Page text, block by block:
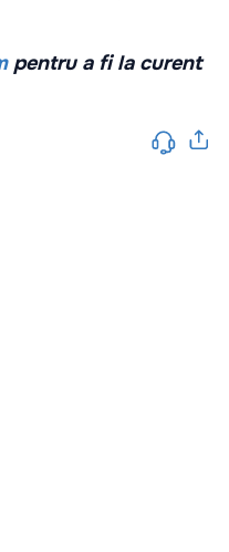
pentru a fi la curent